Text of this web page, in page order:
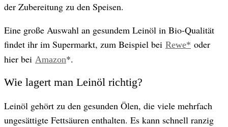
der Zubereitung zu den Speisen.
Eine große Auswahl an gesundem Leinöl in Bio-Qualität
findet ihr im Supermarkt, zum Beispiel bei Rewe* oder
hier bei Amazon*.
Wie lagert man Leinöl richtig?
Leinöl gehört zu den gesunden Ölen, die viele mehrfach
ungesättigte Fettsäuren enthalten. Es kann schnell ranzig